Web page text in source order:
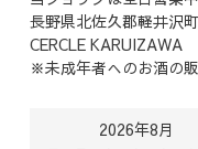
長野県北佐久郡軽井沢
CERCLE KARUIZAWA
※未成年者へのお酒の販
2026年8月